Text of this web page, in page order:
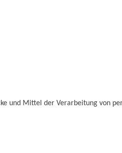
und Mittel der Verarbeitung von